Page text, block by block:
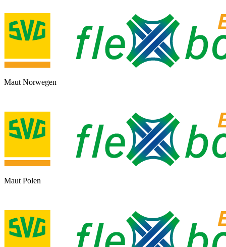
Maut Norwegen
Maut Polen